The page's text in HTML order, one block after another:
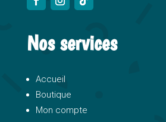
Nos services
Accueil
Boutique
Mon compte